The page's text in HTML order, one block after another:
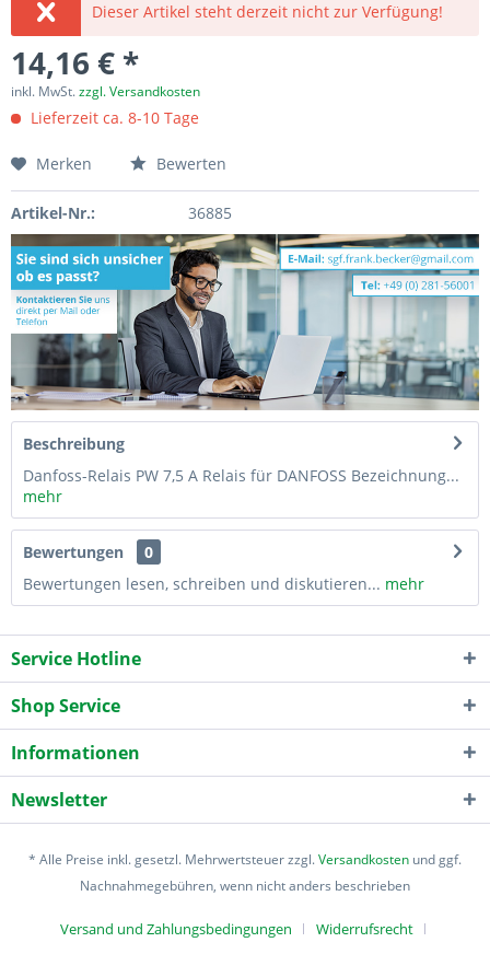
Dieser Artikel steht derzeit nicht zur Verfügung!
14,16 € *
inkl. MwSt.zzgl. Versandkosten
Lieferzeit ca. 8-10 Tage
Merken Bewerten
Artikel-Nr.: 36885
Beschreibung
Danfoss-Relais PW 7,5 A Relais für DANFOSS Bezeichnung...
mehr
Bewertungen
0
Bewertungen lesen, schreiben und diskutieren... mehr
Service Hotline
Shop Service
Informationen
Newsletter
* Alle Preise inkl. gesetzl. Mehrwertsteuer zzgl.Versandkosten und ggf.
Nachnahmegebühren, wenn nicht anders beschrieben
Versand und Zahlungsbedingungen Widerrufsrecht